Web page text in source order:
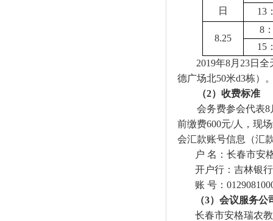
日
13
8.25
8
15
2019年8月 23日
德广场北50米d3栋）
（2）收费标准
会务费参会代表8
前缴费600元/人，现
会汇款账号信息（汇
户 名：长春市安
开户行：吉林银
账 号：
（3）会议服务公
长春市安格瑞农